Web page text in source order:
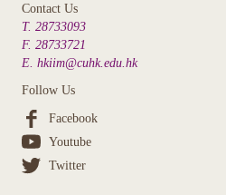
Contact Us
T. 28733093
F. 28733721
E. hkiim@cuhk.edu.hk
Follow Us
Facebook
Youtube
Twitter